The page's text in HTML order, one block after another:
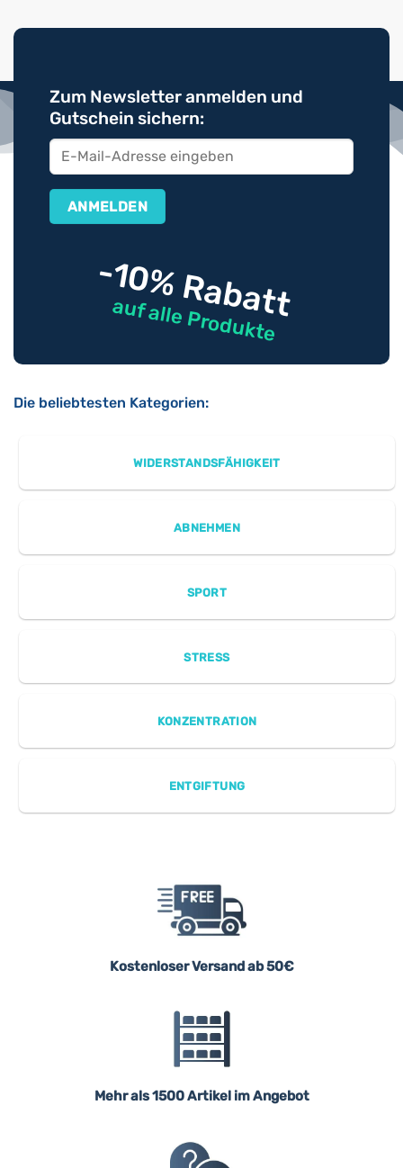
Zum Newsletter anmelden und
Gutschein sichern:
-10% Rabatt
auf alle Produkte
Die beliebtesten Kategorien:
WIDERSTANDSFÄHIGKEIT
ABNEHMEN
SPORT
STRESS
KONZENTRATION
ENTGIFTUNG
Kostenloser Versand ab 50€
Mehr als 1500 Artikel im Angebot